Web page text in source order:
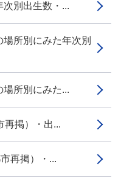
次別出生数・...
場所別にみた年次別
場所別にみた...
再掲）・出...
再掲）・...